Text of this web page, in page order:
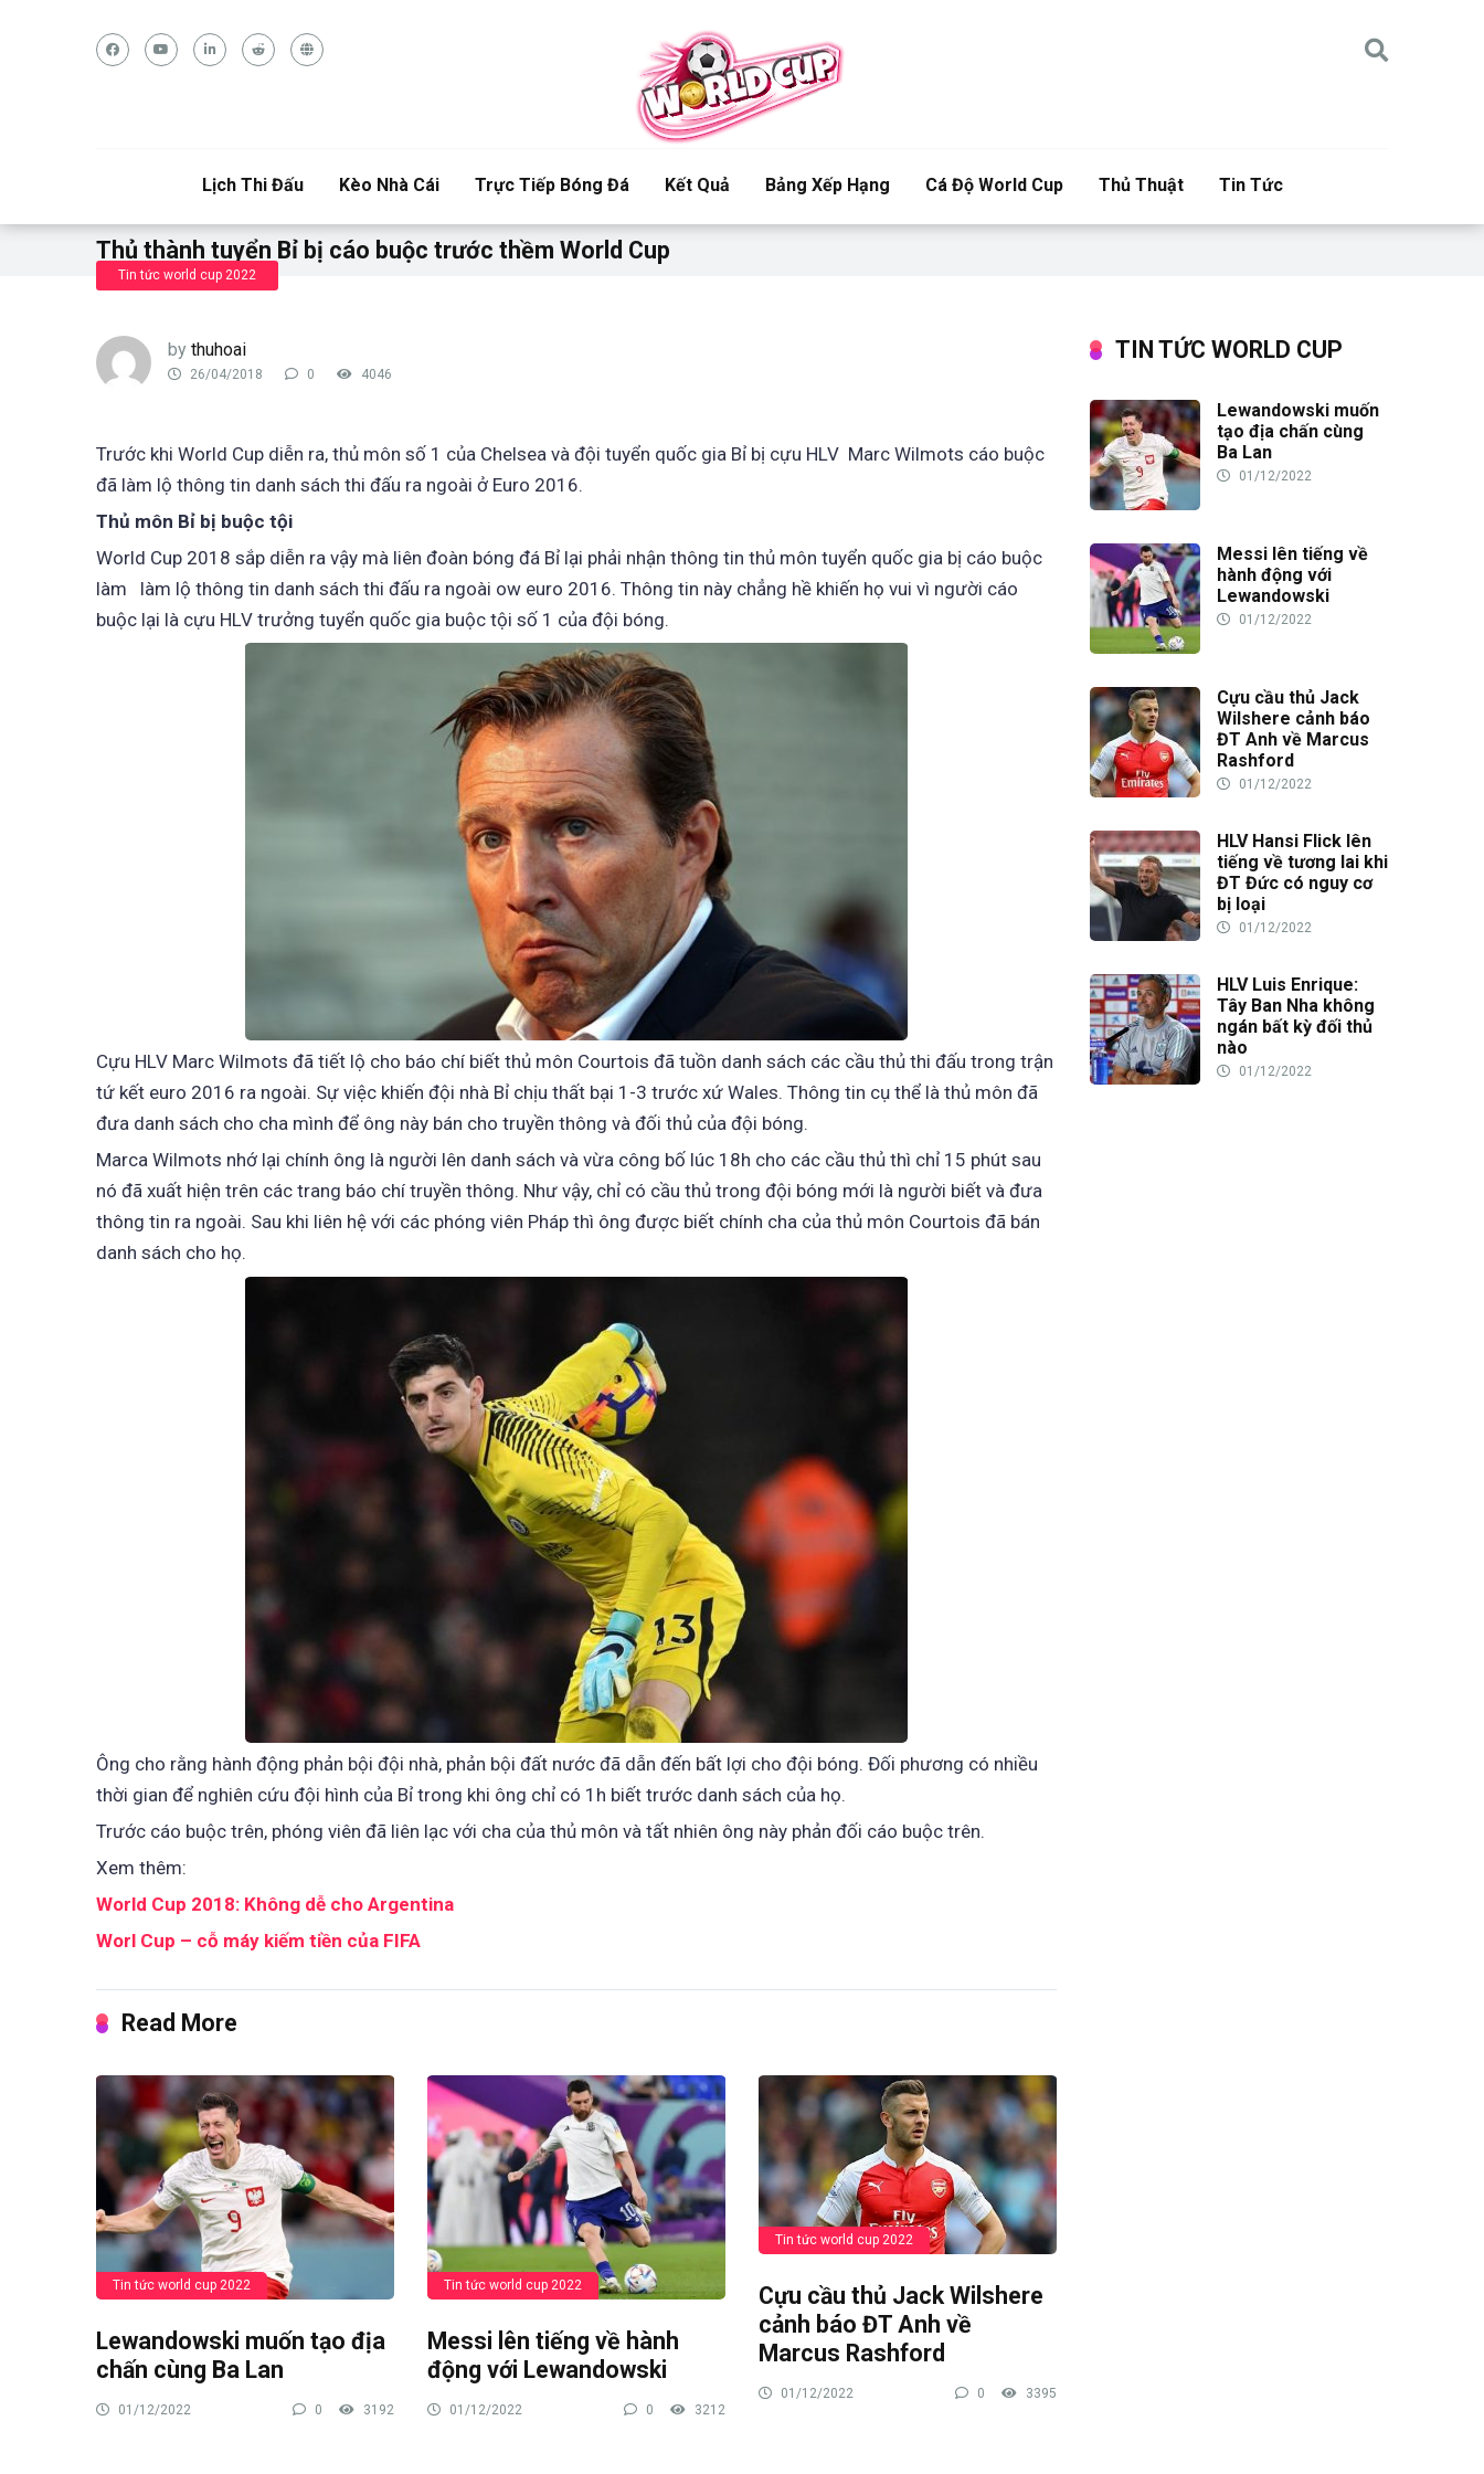
Lịch Thi Đấu Kèo Nhà Cái Trực Tiếp Bóng Đá Kết Quả Bảng Xếp Hạng Cá Độ World Cup Thủ Thuật Tin Tức
Thủ thành tuyển Bỉ bị cáo buộc trước thềm World Cup
Tin tức world cup 2022
by thuhoai
26/04/2018 0 4046
Trước khi World Cup diễn ra, thủ môn số 1 của Chelsea và đội tuyển quốc gia Bỉ bị cựu HLV Marc Wilmots cáo buộc
đã làm lộ thông tin danh sách thi đấu ra ngoài ở Euro 2016.
Thủ môn Bỉ bị buộc tội
World Cup 2018 sắp diễn ra vậy mà liên đoàn bóng đá Bỉ lại phải nhận thông tin thủ môn tuyển quốc gia bị cáo buộc
làm làm lộ thông tin danh sách thi đấu ra ngoài ow euro 2016. Thông tin này chẳng hề khiến họ vui vì người cáo
buộc lại là cựu HLV trưởng tuyển quốc gia buộc tội số 1 của đội bóng.
Cựu HLV Marc Wilmots đã tiết lộ cho báo chí biết thủ môn Courtois đã tuồn danh sách các cầu thủ thi đấu trong trận
tứ kết euro 2016 ra ngoài. Sự việc khiến đội nhà Bỉ chịu thất bại 1-3 trước xứ Wales. Thông tin cụ thể là thủ môn đã
đưa danh sách cho cha mình để ông này bán cho truyền thông và đối thủ của đội bóng.
Marca Wilmots nhớ lại chính ông là người lên danh sách và vừa công bố lúc 18h cho các cầu thủ thì chỉ 15 phút sau
nó đã xuất hiện trên các trang báo chí truyền thông. Như vậy, chỉ có cầu thủ trong đội bóng mới là người biết và đưa
thông tin ra ngoài. Sau khi liên hệ với các phóng viên Pháp thì ông được biết chính cha của thủ môn Courtois đã bán
danh sách cho họ.
Ông cho rằng hành động phản bội đội nhà, phản bội đất nước đã dẫn đến bất lợi cho đội bóng. Đối phương có nhiều
thời gian để nghiên cứu đội hình của Bỉ trong khi ông chỉ có 1h biết trước danh sách của họ.
Trước cáo buộc trên, phóng viên đã liên lạc với cha của thủ môn và tất nhiên ông này phản đối cáo buộc trên.
Xem thêm:
World Cup 2018: Không dễ cho Argentina
Worl Cup – cỗ máy kiếm tiền của FIFA
Read More
Tin tức world cup 2022
Lewandowski muốn tạo địa
chấn cùng Ba Lan
01/12/2022 0 3192
Tin tức world cup 2022
Messi lên tiếng về hành
động với Lewandowski
01/12/2022 0 3212
Tin tức world cup 2022
Cựu cầu thủ Jack Wilshere
cảnh báo ĐT Anh về
Marcus Rashford
01/12/2022 0 3395
TIN TỨC WORLD CUP
Lewandowski muốn
tạo địa chấn cùng
Ba Lan
01/12/2022
Messi lên tiếng về
hành động với
Lewandowski
01/12/2022
Cựu cầu thủ Jack
Wilshere cảnh báo
ĐT Anh về Marcus
Rashford
01/12/2022
HLV Hansi Flick lên
tiếng về tương lai khi
ĐT Đức có nguy cơ
bị loại
01/12/2022
HLV Luis Enrique:
Tây Ban Nha không
ngán bất kỳ đối thủ
nào
01/12/2022